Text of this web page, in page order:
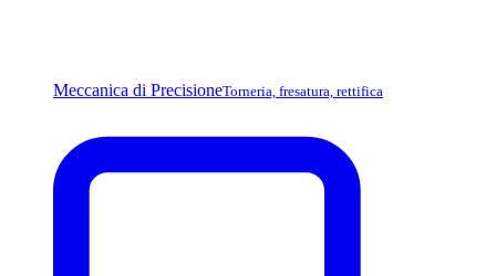
Meccanica di PrecisioneTorneria, fresatura, rettifica